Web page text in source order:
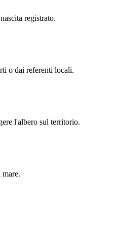
registrato.
o dai referenti locali.
l'albero sul territorio.